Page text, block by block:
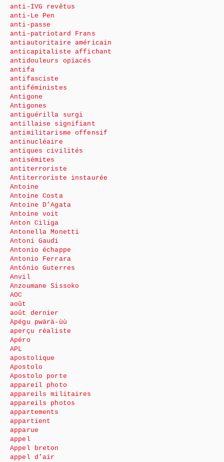
anti-IVG revêtus
anti-Le Pen
anti-passe
anti-patriotard Frans
antiautoritaire américain
anticapitaliste affichant
antidouleurs opiacés
antifa
antifasciste
antiféministes
Antigone
Antigones
antiguérilla surgi
antillaise signifiant
antimilitarisme offensif
antinucléaire
antiques civilités
antisémites
antiterroriste
Antiterroriste instaurée
Antoine
Antoine Costa
Antoine D’Agata
Antoine voit
Anton Ciliga
Antonella Monetti
Antoni Gaudi
Antonio échappe
Antonio Ferrara
António Guterres
Anvil
Anzoumane Sissoko
AOC
août
août dernier
Apégu pwärä-ùù
aperçu réaliste
Apéro
APL
apostolique
Apostolo
Apostolo porte
appareil photo
appareils militaires
appareils photos
appartements
appartient
apparue
appel
Appel breton
appel d’air